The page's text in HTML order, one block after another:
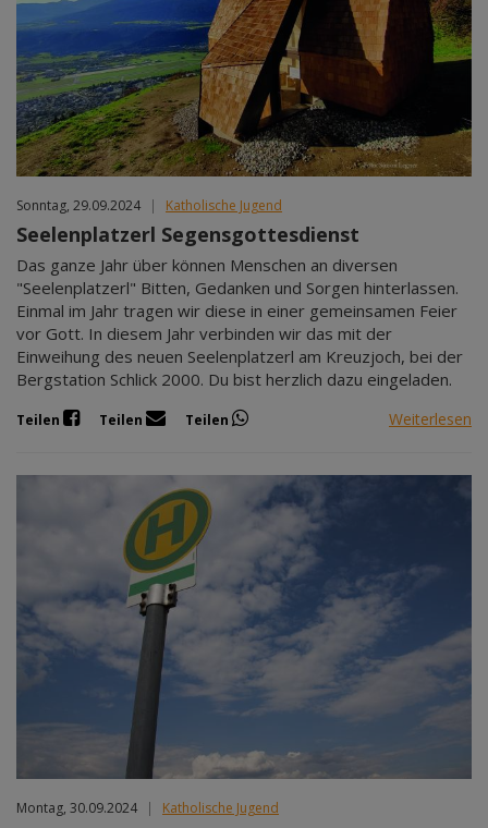
Sonntag, 29.09.2024 | Katholische Jugend
Seelenplatzerl Segensgottesdienst
Das ganze Jahr über können Menschen an diversen
"Seelenplatzerl" Bitten, Gedanken und Sorgen hinterlassen.
Einmal im Jahr tragen wir diese in einer gemeinsamen Feier
vor Gott. In diesem Jahr verbinden wir das mit der
Einweihung des neuen Seelenplatzerl am Kreuzjoch, bei der
Bergstation Schlick 2000. Du bist herzlich dazu eingeladen.
Teilen Teilen Teilen Weiterlesen
Montag, 30.09.2024 | Katholische Jugend